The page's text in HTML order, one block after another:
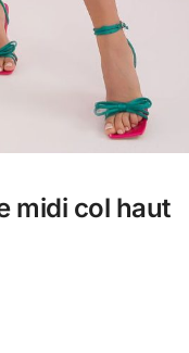
midi col haut